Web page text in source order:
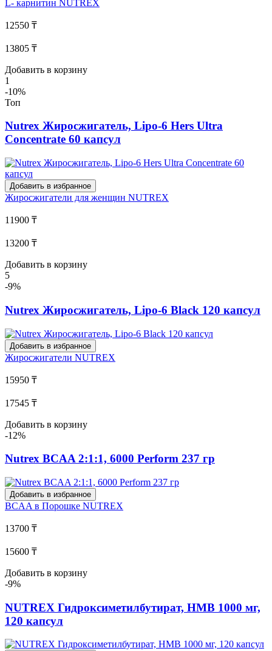
L- карнитин NUTREX
12550 ₸
13805 ₸
Добавить в корзину
1
-10%
Топ
Nutrex Жиросжигатель, Lipo-6 Hers Ultra
Concentrate 60 капсул
Добавить в избранное
Жиросжигатели для женщин NUTREX
11900 ₸
13200 ₸
Добавить в корзину
5
-9%
Nutrex Жиросжигатель, Lipo-6 Black 120 капсул
Добавить в избранное
Жиросжигатели NUTREX
15950 ₸
17545 ₸
Добавить в корзину
-12%
Nutrex BCAA 2:1:1, 6000 Perform 237 гр
Добавить в избранное
BCAA в Порошке NUTREX
13700 ₸
15600 ₸
Добавить в корзину
-9%
NUTREX Гидроксиметилбутират, HMB 1000 мг,
120 капсул